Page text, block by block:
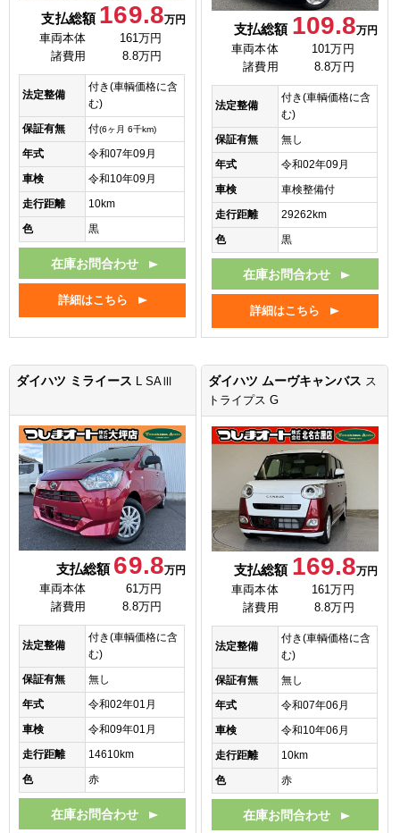
支払総額 169.8万円
車両本体
161万円
諸費用
8.8万円
法定整備
付き(車輌価格に含
む)
保証有無
付(6ヶ月 6千km)
年式
令和07年09月
車検
令和10年09月
走行距離
10km
色
黒
在庫お問合わせ
詳細はこちら
支払総額 109.8万円
車両本体
101万円
諸費用
8.8万円
法定整備
付き(車輌価格に含
む)
保証有無
無し
年式
令和02年09月
車検
車検整備付
走行距離
29262km
色
黒
在庫お問合わせ
詳細はこちら
ダイハツ ミライース L SAⅢ
支払総額 69.8万円
車両本体
61万円
諸費用
8.8万円
法定整備
付き(車輌価格に含
む)
保証有無
無し
年式
令和02年01月
車検
令和09年01月
走行距離
14610km
色
赤
在庫お問合わせ
ダイハツ ムーヴキャンバス ス
トライプス G
支払総額 169.8万円
車両本体
161万円
諸費用
8.8万円
法定整備
付き(車輌価格に含
む)
保証有無
無し
年式
令和07年06月
車検
令和10年06月
走行距離
10km
色
赤
在庫お問合わせ